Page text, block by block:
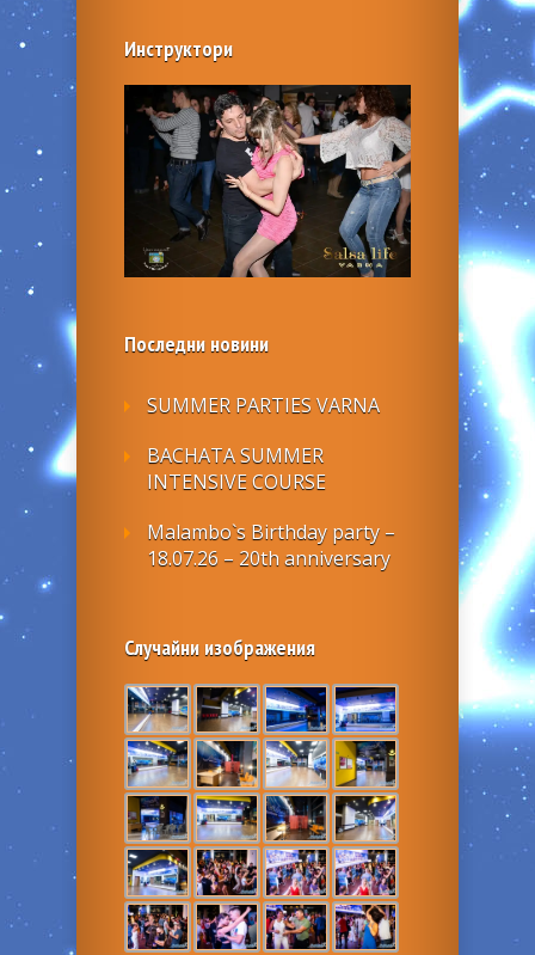
Инструктори
Последни новини
SUMMER PARTIES VARNA
BACHATA SUMMER
INTENSIVE COURSE
Malambo`s Birthday party –
18.07.26 – 20th anniversary
Случайни изображения